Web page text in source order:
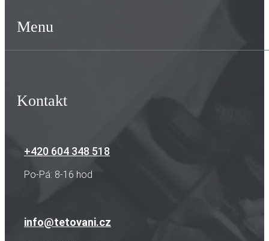
Menu
Kontakt
+420 604 348 518
Po-Pá: 8-16 hod
info@tetovani.cz